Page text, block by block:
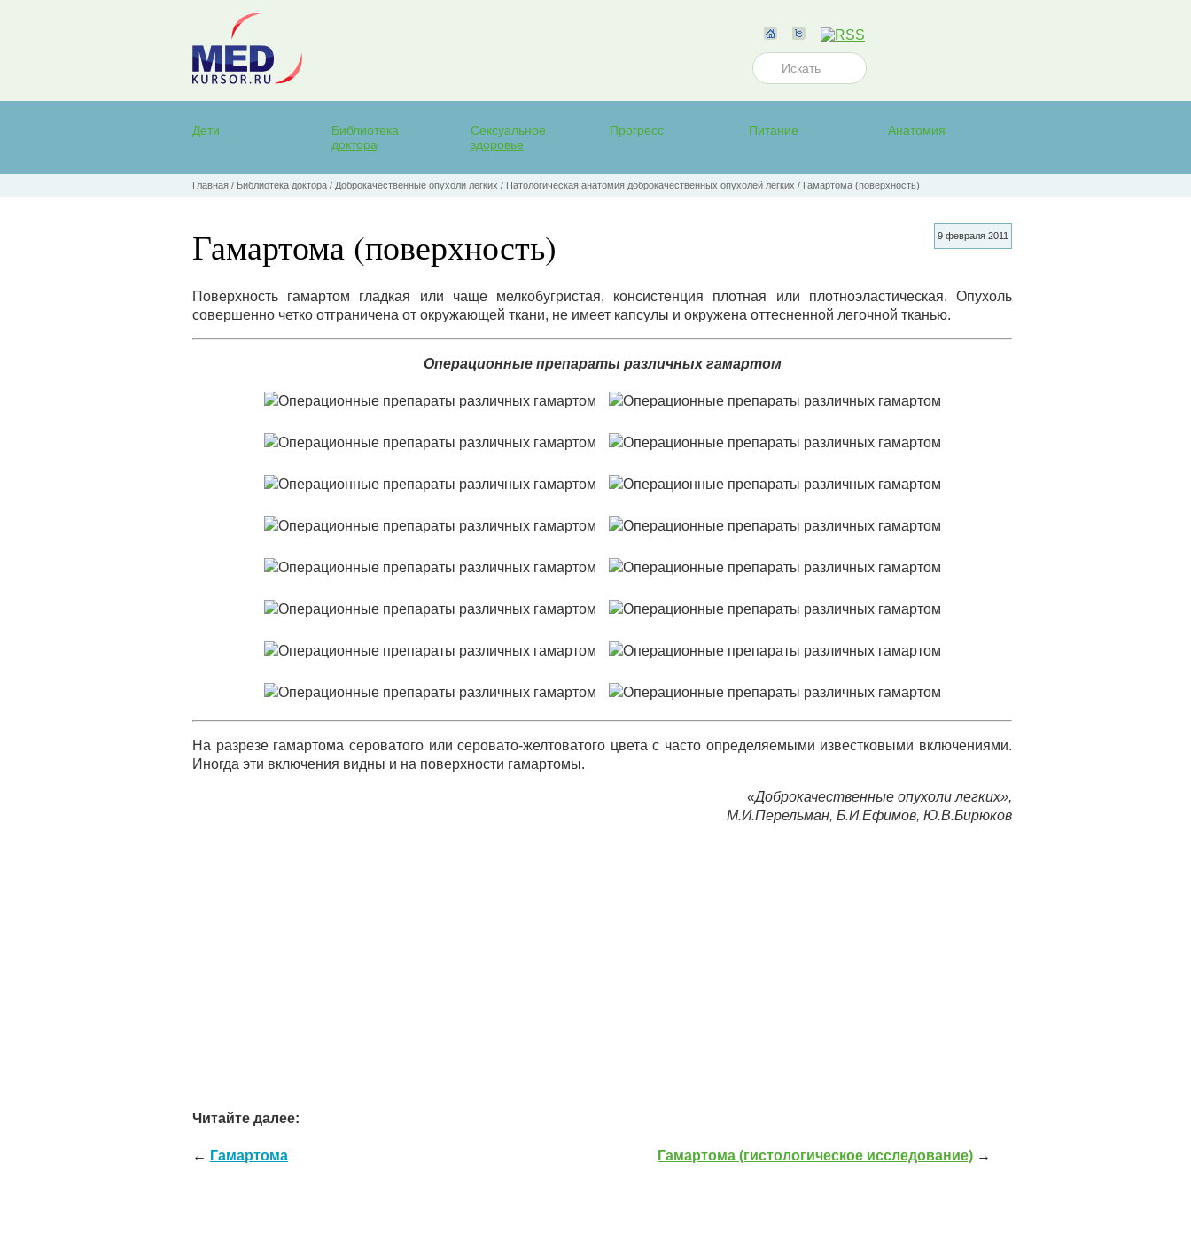
Дети
Библиотека
доктора
Сексуальное
здоровье
Прогресс Питание Анатомия
Главная / Библиотека доктора / Доброкачественные опухоли легких / Патологическая анатомия доброкачественных опухолей легких / Гамартома (поверхность)
9 февраля 2011
Гамартома (поверхность)
Поверхность гамартом гладкая или чаще мелкобугристая, консистенция плотная или плотноэластическая. Опухоль
совершенно четко отграничена от окружающей ткани, не имеет капсулы и окружена оттесненной легочной тканью.
Операционные препараты различных гамартом
На разрезе гамартома сероватого или серовато-желтоватого цвета с часто определяемыми известковыми включениями.
Иногда эти включения видны и на поверхности гамартомы.
«Доброкачественные опухоли легких»,
М.И.Перельман, Б.И.Ефимов, Ю.В.Бирюков
Читайте далее:
← Гамартома Гамартома (гистологическое исследование) →